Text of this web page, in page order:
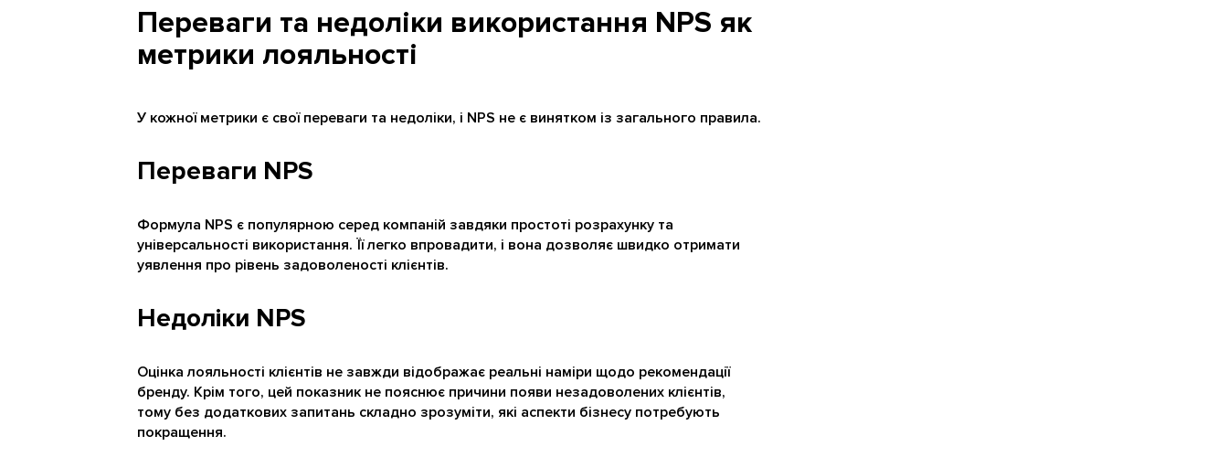
Переваги та недоліки використання NPS як
метрики лояльності
У кожної метрики є свої переваги та недоліки, і NPS не є винятком із загального правила.
Переваги NPS
Формула NPS є популярною серед компаній завдяки простоті розрахунку та
універсальності використання. Її легко впровадити, і вона дозволяє швидко отримати
уявлення про рівень задоволеності клієнтів.
Недоліки NPS
Оцінка лояльності клієнтів не завжди відображає реальні наміри щодо рекомендації
бренду. Крім того, цей показник не пояснює причини появи незадоволених клієнтів,
тому без додаткових запитань складно зрозуміти, які аспекти бізнесу потребують
покращення.